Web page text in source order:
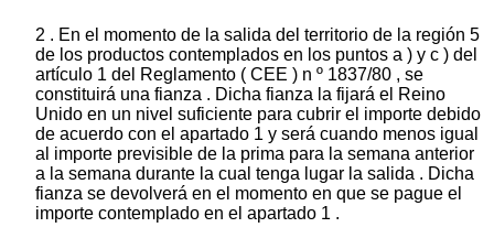
2 . En el momento de la salida del territorio de la región 5
de los productos contemplados en los puntos a ) y c ) del
artículo 1 del Reglamento ( CEE ) n º 1837/80 , se
constituirá una fianza . Dicha fianza la fijará el Reino
Unido en un nivel suficiente para cubrir el importe debido
de acuerdo con el apartado 1 y será cuando menos igual
al importe previsible de la prima para la semana anterior
a la semana durante la cual tenga lugar la salida . Dicha
fianza se devolverá en el momento en que se pague el
importe contemplado en el apartado 1 .